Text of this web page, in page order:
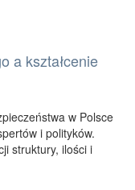
a kształcenie
w Polsce
i polityków.
struktury, ilości i